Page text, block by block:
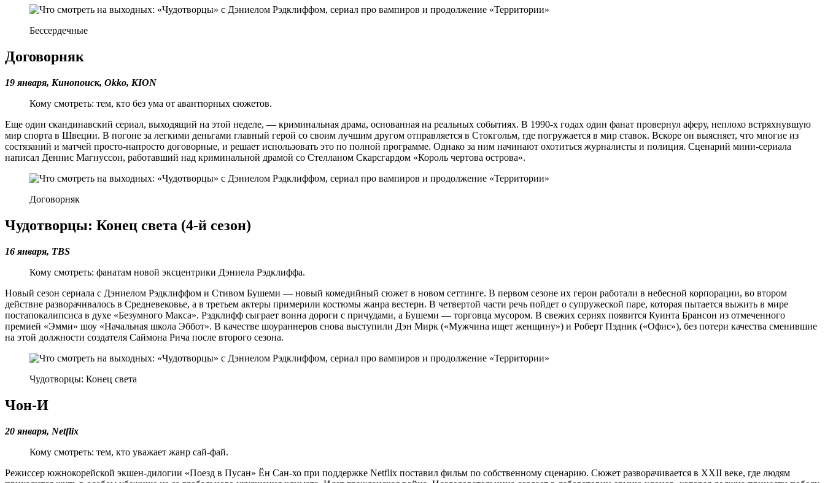
Бессердечные
Договорняк
19 января, Кинопоиск, Okko, KION
Кому смотреть: тем, кто без ума от авантюрных сюжетов.
Еще один скандинавский сериал, выходящий на этой неделе, — криминальная драма, основанная на реальных событиях. В 1990-х годах один фанат провернул аферу, неплохо встряхнувшую
мир спорта в Швеции. В погоне за легкими деньгами главный герой со своим лучшим другом отправляется в Стокгольм, где погружается в мир ставок. Вскоре он выясняет, что многие из
состязаний и матчей просто-напросто договорные, и решает использовать это по полной программе. Однако за ним начинают охотиться журналисты и полиция. Сценарий мини-сериала
написал Деннис Магнуссон, работавший над криминальной драмой со Стелланом Скарсгардом «Король чертова острова».
Договорняк
Чудотворцы: Конец света (4-й сезон)
16 января, TBS
Кому смотреть: фанатам новой эксцентрики Дэниела Рэдклиффа.
Новый сезон сериала с Дэниелом Рэдклиффом и Стивом Бушеми — новый комедийный сюжет в новом сеттинге. В первом сезоне их герои работали в небесной корпорации, во втором
действие разворачивалось в Средневековье, а в третьем актеры примерили костюмы жанра вестерн. В четвертой части речь пойдет о супружеской паре, которая пытается выжить в мире
постапокалипсиса в духе «Безумного Макса». Рэдклифф сыграет воина дороги с причудами, а Бушеми — торговца мусором. В свежих сериях появится Куинта Брансон из отмеченного
премией «Эмми» шоу «Начальная школа Эббот». В качестве шоураннеров снова выступили Дэн Мирк («Мужчина ищет женщину») и Роберт Пэдник («Офис»), без потери качества сменившие
на этой должности создателя Саймона Рича после второго сезона.
Чудотворцы: Конец света
Чон-И
20 января, Netflix
Кому смотреть: тем, кто уважает жанр сай-фай.
Режиссер южнокорейской экшен-дилогии «Поезд в Пусан» Ён Сан-хо при поддержке Netflix поставил фильм по собственному сценарию. Сюжет разворачивается в XXII веке, где людям